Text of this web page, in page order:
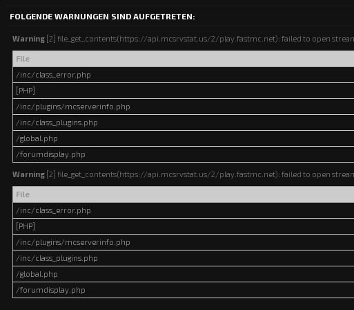
FOLGENDE WARNUNGEN SIND AUFGETRETEN:
Warning [2] file_get_contents(https://api.mcsrvstat.us/2/play.fastmc.net): failed to open
File
/inc/class_error.php
[PHP]
/inc/plugins/mcserverinfo.php
/inc/class_plugins.php
/global.php
/forumdisplay.php
Warning [2] file_get_contents(https://api.mcsrvstat.us/2/play.fastmc.net): failed to open
File
/inc/class_error.php
[PHP]
/inc/plugins/mcserverinfo.php
/inc/class_plugins.php
/global.php
/forumdisplay.php